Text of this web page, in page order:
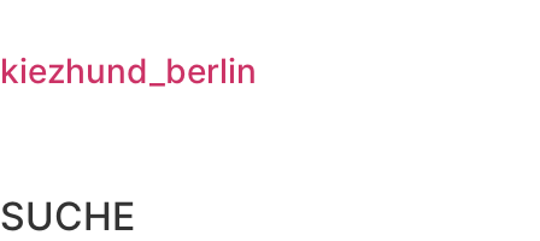
kiezhund_berlin
SUCHE